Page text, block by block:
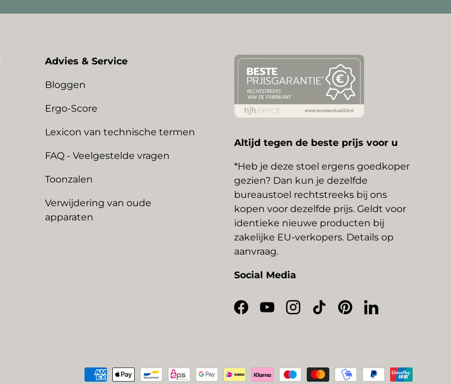
Advies & Service
Bloggen
Ergo-Score
Lexicon van technische termen
FAQ - Veelgestelde vragen
Toonzalen
Verwijdering van oude
apparaten
Altijd tegen de beste prijs voor u
*Heb je deze stoel ergens goedkoper
gezien? Dan kun je dezelfde
bureaustoel rechtstreeks bij ons
kopen voor dezelfde prijs. Geldt voor
identieke nieuwe producten bij
zakelijke EU-verkopers. Details op
aanvraag.
Social Media
Facebook
YouTubeInstagram
TikTokPinterestLinkedIn
Geaccepteerde betaalmethoden